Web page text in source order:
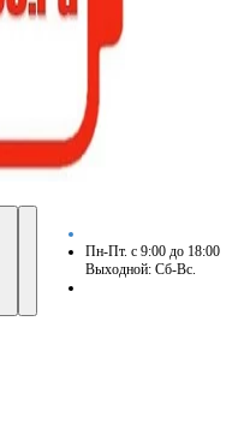
Пн-Пт. с 9:00 до 18:00
Выходной: Сб-Вс.